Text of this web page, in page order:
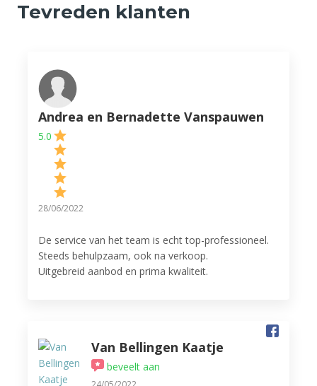
Tevreden klanten
Andrea en Bernadette Vanspauwen
5.0
28/06/2022
De service van het team is echt top-professioneel.
Steeds behulpzaam, ook na verkoop.
Uitgebreid aanbod en prima kwaliteit.
Van Bellingen Kaatje
beveelt aan